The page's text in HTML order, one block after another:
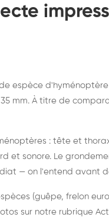
espèce d'hyménoptère
mm. À titre de
: tête et
et sonore. Le
— on l'entend avant
(guêpe, frelon
sur notre rubrique